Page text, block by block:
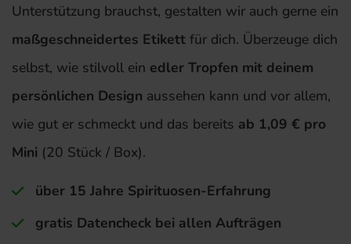
Unterstützung brauchst, gestalten wir auch gerne ein
maßgeschneidertes Etikett für dich. Überzeuge dich
selbst, wie stilvoll ein edler Tropfen mit deinem
persönlichen Design aussehen kann und vor allem,
wie gut er schmeckt und das bereits ab 1,09 € pro
Mini (20 Stück / Box).
über 15 Jahre Spirituosen-Erfahrung
gratis Datencheck bei allen Aufträgen